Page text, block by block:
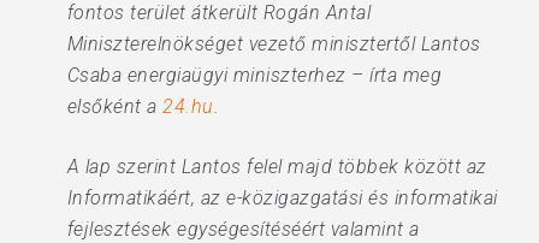
fontos terület átkerült Rogán Antal
Miniszterelnökséget vezető minisztertől Lantos
Csaba energiaügyi miniszterhez – írta meg
elsőként a24.hu.
A lap szerint Lantos felel majd többek között az
Informatikáért, az e-közigazgatási és informatikai
fejlesztések egységesítéséért valamint a